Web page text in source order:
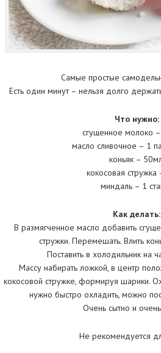
Самые простые
Есть один минут – нельзя долго
Что нужно:
сгущенное молоко
масло сливочное – 1
коньяк –
кокосовая стружка
миндаль – 1
Как делать:
В размягченное масло добавить
стружки. Перемешать. Влить
Поставить в холодильник на
Массу набирать ложкой, в центр
кокосовой стружке, формируя шарики.
нужно быстро охладить, можно
Очень сытно и
Не рекомендуется